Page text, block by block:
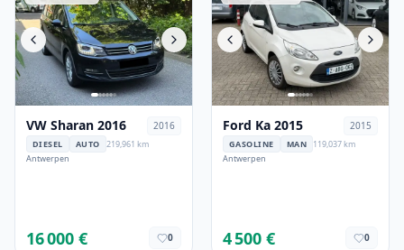
VW Sharan 2016 2016
DIESEL AUTO
219,961 km
Antwerpen
16 000 € 0
Ford Ka 2015 2015
GASOLINE MAN
119,037 km
Antwerpen
4 500 € 0